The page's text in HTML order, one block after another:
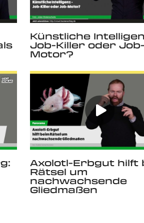
Künstliche
Job-Killer oder Job-
Motor?
Axolotl-Erbgut hilft
Rätsel um
nachwachsende
Gliedmaßen